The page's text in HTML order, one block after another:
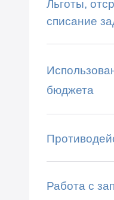
Льготы,
списание
бюджета
Работа с